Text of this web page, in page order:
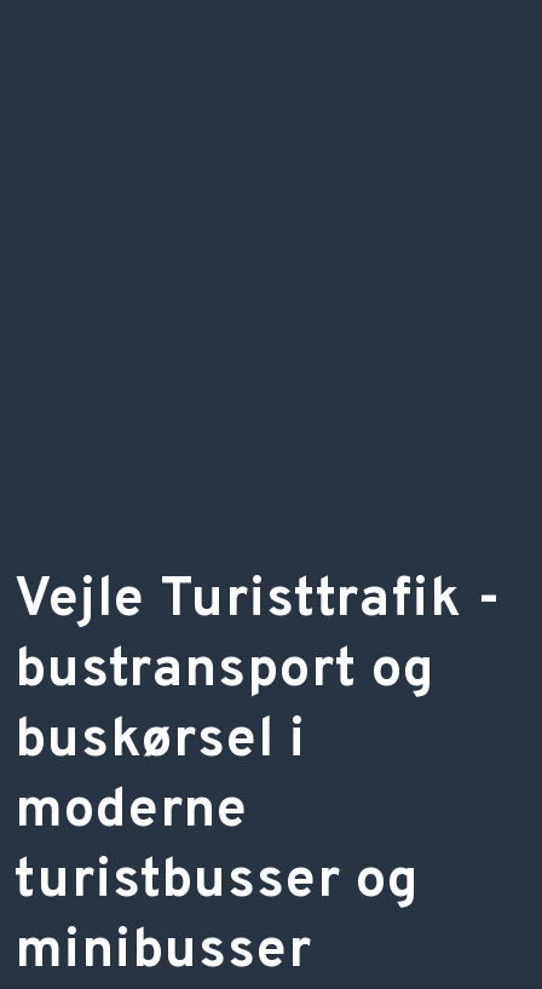
Vejle Turisttrafik -
bustransport og
buskørsel i
moderne
turistbusser og
minibusser